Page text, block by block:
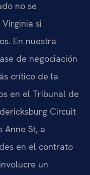
no se
si
En nuestra
de negociación
crítico de la
en el Tribunal de
Circuit
Anne St, a
en el contrato
un